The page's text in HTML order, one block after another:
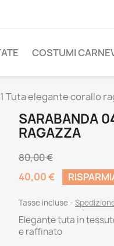
COSTUMI
Tuta elegante corallo
SARABANDA
RAGAZZA
80,00 €
40,00 €
Tasse incluse
Elegante tuta in
e raffinato